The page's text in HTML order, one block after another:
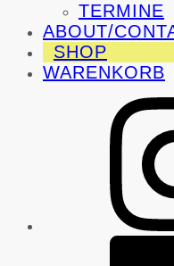
TERMINE
ABOUT/
SHOP
WARENKORB